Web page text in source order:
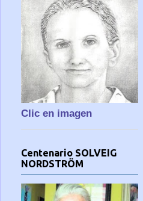
Clic en imagen
Centenario SOLVEIG
NORDSTRÖM